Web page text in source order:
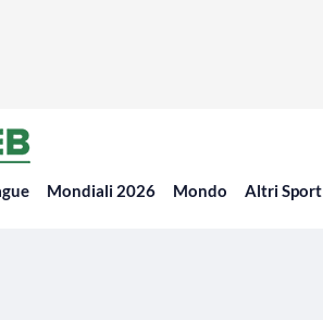
Mondiali 2026 Mondo Altri Sport